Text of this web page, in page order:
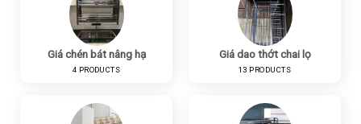
Giá chén bát nâng hạ
4 PRODUCTS
Giá dao thớt chai lọ
13 PRODUCTS